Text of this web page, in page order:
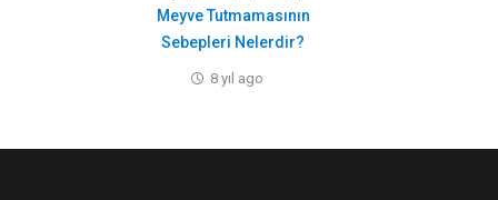
Meyve Tutmamasının
Sebepleri Nelerdir?
8 yıl ago